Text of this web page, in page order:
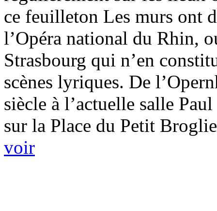
ce feuilleton Les murs ont
l’Opéra national du Rhin,
Strasbourg qui n’en
scènes lyriques. De
siècle à l’actuelle salle
sur la Place du Petit
voir